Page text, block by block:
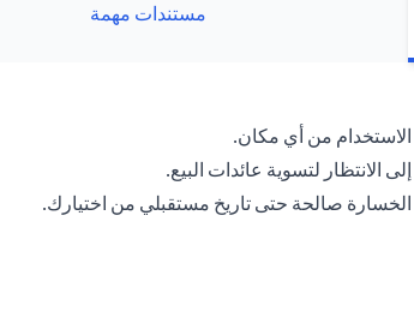
مستندات مهمة
من أي مكان.
الانتظار لتسوية عائدات البيع.
صالحة حتى تاريخ مستقبلي من اختيارك.